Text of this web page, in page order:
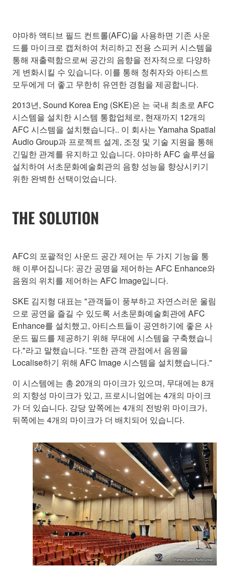
야마하 액티브 필드 컨트롤(AFC)을 사용하면 기존 사운
드를 마이크로 캡처하여 처리하고 전용 스피커 시스템을
통해 재출력함으로써 공간의 음향을 전자적으로 다양하
게 변화시킬 수 있습니다. 이를 통해 청취자와 아티스트
모두에게 더 좋고 무한히 유연한 경험을 제공합니다.
2013년, Sound Korea Eng (SKE)은 는 국내 최초로 AFC
시스템을 설치한 시스템 통합업체로, 현재까지 12개의
AFC 시스템을 설치했습니다.. 이 회사는 Yamaha Spatial
Audio Group과 프로젝트 설계, 조정 및 기술 지원을 통해
긴밀한 관계를 유지하고 있습니다. 야마하 AFC 솔루션을
설치하여 서초문화예술회관의 음향 성능을 향상시키기
위한 완벽한 선택이었습니다.
THE SOLUTION
AFC의 포괄적인 사운드 공간 제어는 두 가지 기능을 통
해 이루어집니다: 공간 공명을 제어하는 AFC Enhance와
음원의 위치를 제어하는 AFC Image입니다.
SKE 김지형 대표는 "관객들이 풍부하고 자연스러운 울림
으로 공연을 즐길 수 있도록 서초문화예술회관에 AFC
Enhance를 설치했고, 아티스트들이 공연하기에 좋은 사
운드 필드를 제공하기 위해 무대에 시스템을 구축했습니
다."라고 말했습니다. "또한 관객 관점에서 음원을
Localise하기 위해 AFC Image 시스템을 설치했습니다."
이 시스템에는 총 20개의 마이크가 있으며, 무대에는 8개
의 지향성 마이크가 있고, 프로시니엄에는 4개의 마이크
가 더 있습니다. 강당 앞쪽에는 4개의 전방위 마이크가,
뒤쪽에는 4개의 마이크가 더 배치되어 있습니다.